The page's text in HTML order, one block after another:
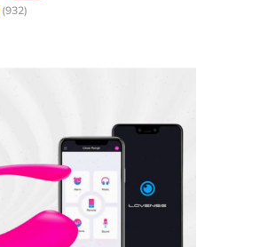
(932)